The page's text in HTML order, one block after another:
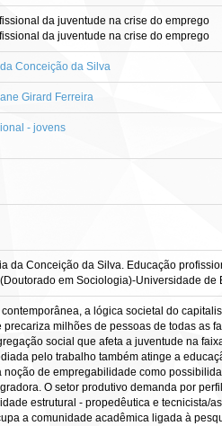
da juventude na crise do emprego
da juventude na crise do emprego
Conceição da Silva
Girard Ferreira
- jovens
da Conceição da Silva. Educação
em Sociologia)-Universidade de
a lógica societal do
precariza milhões de pessoas de todas as
social que afeta a juventude na
pelo trabalho também atinge a
noção de empregabilidade como
O setor produtivo demanda por
estrutural - propedêutica e tecnicista/
a comunidade acadêmica ligada à